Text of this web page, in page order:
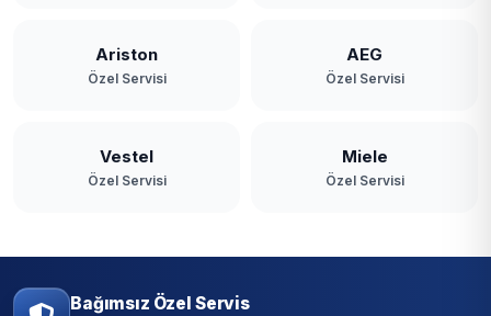
Ariston
Özel Servisi
AEG
Özel Servisi
Vestel
Özel Servisi
Miele
Özel Servisi
Bağımsız Özel Servis